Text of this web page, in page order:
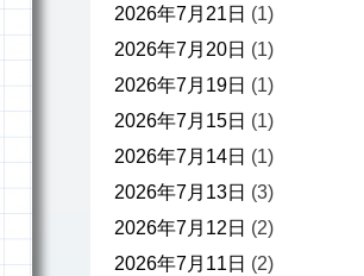
2026年7月21日 (1)
2026年7月20日 (1)
2026年7月19日 (1)
2026年7月15日 (1)
2026年7月14日 (1)
2026年7月13日 (3)
2026年7月12日 (2)
2026年7月11日 (2)